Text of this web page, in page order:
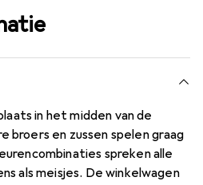
in het midden van de
broers en zussen spelen graag
spreken alle
als meisjes. De winkelwagen